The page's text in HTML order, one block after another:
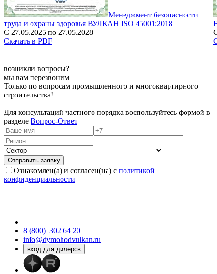
Менеджмент безопасности
труда и охраны здоровья ВУЛКАН ISO 45001:2018
С 27.05.2025 по 27.05.2028
Скачать в PDF
возникли вопросы?
мы вам перезвоним
Только по вопросам промышленного и многоквартирного
строительства!
Для консультаций частного порядка воспользуйтесь формой в
разделе Вопрос-Ответ
Ознакомлен(а) и согласен(на) с политикой
конфиденциальности
8 (800) 302 64 20
info@dymohodvulkan.ru